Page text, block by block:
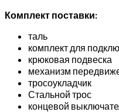
Комплект поставки:
таль
комплект для
крюковая подвеска
механизм
тросоукладчик
Стальной трос
концевой